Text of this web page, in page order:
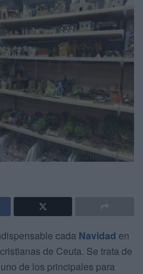
cada Navidad en
de Ceuta. Se trata de
de los principales para